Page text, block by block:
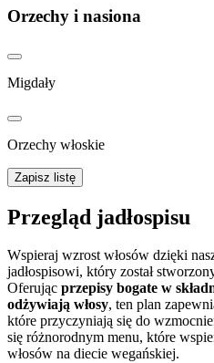
Orzechy i nasiona
Migdały
Orzechy włoskie
Zapisz listę
Przegląd jadłospisu
Wspieraj wzrost włosów dzięki
jadłospisowi, który został
Oferując przepisy bogate w
odżywiają włosy, ten plan
które przyczyniają się do
się różnorodnym menu, które
włosów na diecie wegańskiej.